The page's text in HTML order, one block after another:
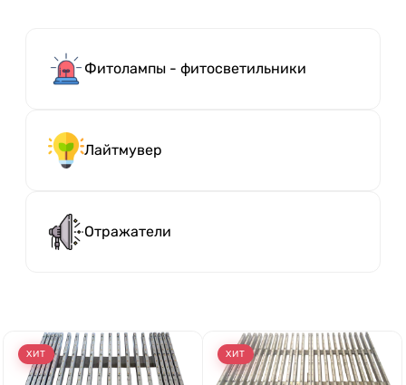
Фитолампы - фитосветильники
Лайтмувер
Отражатели
ХИТ ХИТ